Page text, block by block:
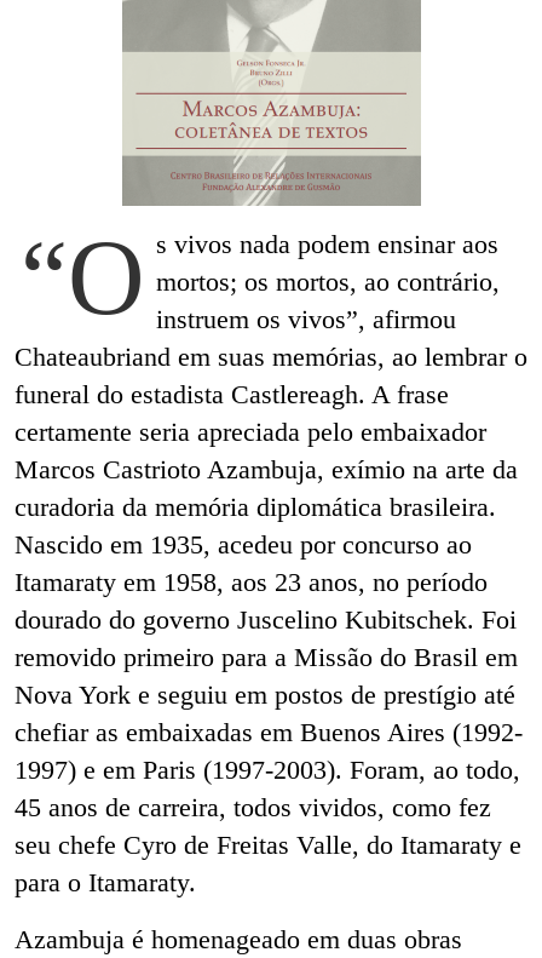
“O s vivos nada podem ensinar aos
mortos; os mortos, ao contrário,
instruem os vivos”, afirmou
Chateaubriand em suas memórias, ao lembrar o
funeral do estadista Castlereagh. A frase
certamente seria apreciada pelo embaixador
Marcos Castrioto Azambuja, exímio na arte da
curadoria da memória diplomática brasileira.
Nascido em 1935, acedeu por concurso ao
Itamaraty em 1958, aos 23 anos, no período
dourado do governo Juscelino Kubitschek. Foi
removido primeiro para a Missão do Brasil em
Nova York e seguiu em postos de prestígio até
chefiar as embaixadas em Buenos Aires (1992-
1997) e em Paris (1997-2003). Foram, ao todo,
45 anos de carreira, todos vividos, como fez
seu chefe Cyro de Freitas Valle, do Itamaraty e
para o Itamaraty.
Azambuja é homenageado em duas obras